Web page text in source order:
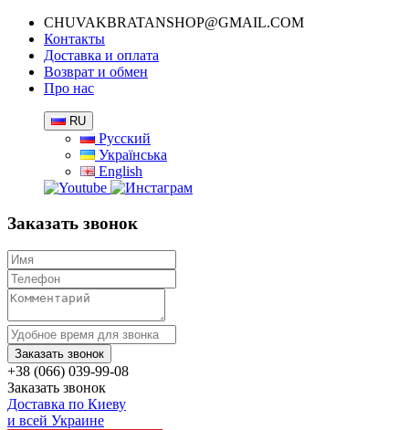
CHUVAKBRATANSHOP@GMAIL.COM
Контакты
Доставка и оплата
Возврат и обмен
Про нас
RU
Русский
Українська
English
Заказать звонок
+38 (066) 039-99-08
Заказать звонок
Доставка по Киеву
и всей Украине